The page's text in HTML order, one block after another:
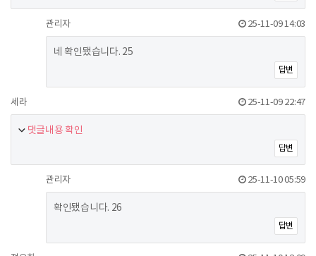
관리자 25-11-09 14:03
네 확인됐습니다. 25
답변
세라 25-11-09 22:47
댓글내용 확인
답변
관리자 25-11-10 05:59
확인됐습니다. 26
답변